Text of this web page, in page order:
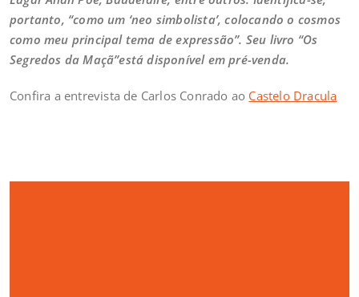
portanto, “como um ‘neo simbolista’, colocando o cosmos
como meu principal tema de expressão”. Seu livro “Os
Segredos da Maçã”está disponível em pré-venda.
Confira a entrevista de Carlos Conrado ao Castelo Dracula